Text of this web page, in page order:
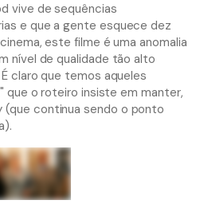
vive de sequências
e que a gente esquece dez
este filme é uma anomalia
nível de qualidade tão alto
claro que temos aqueles
que o roteiro insiste em manter,
(que continua sendo o ponto